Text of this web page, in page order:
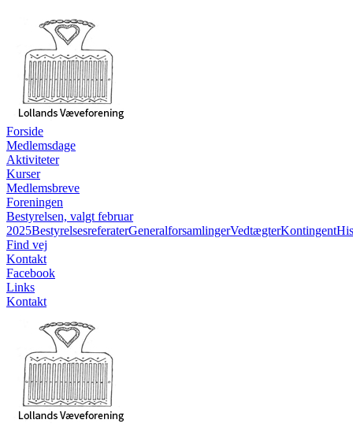
Forside
Medlemsdage
Aktiviteter
Kurser
Medlemsbreve
Foreningen
Bestyrelsen, valgt februar
2025BestyrelsesreferaterGeneralforsamlingerVedtægterKontingent
Find vej
Kontakt
Facebook
Links
Kontakt